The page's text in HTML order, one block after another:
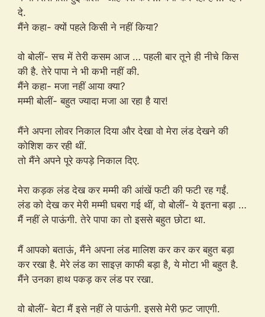
दे.
मैंने कहा- क्यों पहले किसी ने नहीं किया?
वो बोलीं- सच में तेरी कसम आज … पहली बार तूने ही नीचे किस
की है. तेरे पापा ने भी कभी नहीं की.
मैंने कहा- मजा नहीं आया क्या?
मम्मी बोलीं- बहुत ज्यादा मजा आ रहा है यार!
मैंने अपना लोवर निकाल दिया और देखा वो मेरा लंड देखने की
कोशिश कर रही थीं.
तो मैंने अपने पूरे कपड़े निकाल दिए.
मेरा कड़क लंड देख कर मम्मी की आंखें फटी की फटी रह गईं.
लंड को देख कर मेरी मम्मी घबरा गई थीं, वो बोलीं- ये इतना बड़ा …
मैं नहीं ले पाऊंगी. तेरे पापा का तो इससे बहुत छोटा था.
मैं आपको बताऊं, मैंने अपना लंड मालिश कर कर कर बहुत बड़ा
कर रखा है. मेरे लंड का साइज़ काफी बड़ा है, ये मोटा भी बहुत है.
मैंने उनका हाथ पकड़ कर लंड पर रखा.
वो बोलीं- बेटा मैं इसे नहीं ले पाऊंगी. इससे मेरी फ़ट जाएगी.